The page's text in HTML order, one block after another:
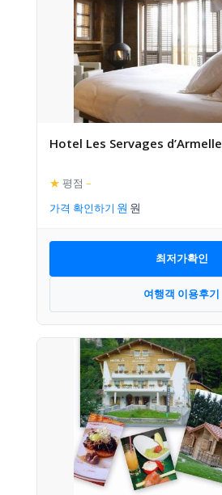
Hotel Les Servages d’Armelle
★ 평점 –
가격 확인하기
최저가확인
여행객 이용후기